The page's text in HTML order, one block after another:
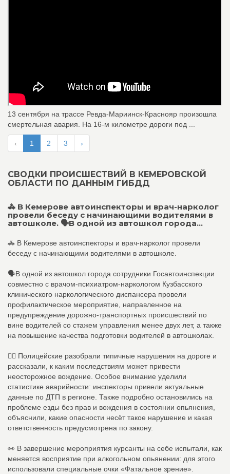
13 сентября на трассе Ревда-Мариинск-Краснояр произошла
смертельная авария. На 16-м километре дороги под ...
‹ 1 2 3 ›
СВОДКИ ПРОИСШЕСТВИЙ В КЕМЕРОВСКОЙ
ОБЛАСТИ ПО ДАННЫМ ГИБДД
🚓 В Кемерове автоинспекторы и врач-нарколог
провели беседу с начинающими водителями в
автошколе. 🗣В одной из автошкол города...
🚓 В Кемерове автоинспекторы и врач-нарколог провели
беседу с начинающими водителями в автошколе.
🗣В одной из автошкол города сотрудники Госавтоинспекции
совместно с врачом-психиатром-наркологом Кузбасского
клинического наркологического диспансера провели
профилактическое мероприятие, направленное на
предупреждение дорожно-транспортных происшествий по
вине водителей со стажем управления менее двух лет, а также
на повышение качества подготовки водителей в автошколах.
👮‍♂ Полицейские разобрали типичные нарушения на дороге и
рассказали, к каким последствиям может привести
неосторожное вождение. Особое внимание уделили
статистике аварийности: инспекторы привели актуальные
данные по ДТП в регионе. Также подробно остановились на
проблеме езды без прав и вождения в состоянии опьянения,
объяснили, какие опасности несёт такое нарушение и какая
ответственность предусмотрена по закону.
👀 В завершение мероприятия курсанты на себе испытали, как
меняется восприятие при алкогольном опьянении: для этого
использовали специальные очки «Фатальное зрение».